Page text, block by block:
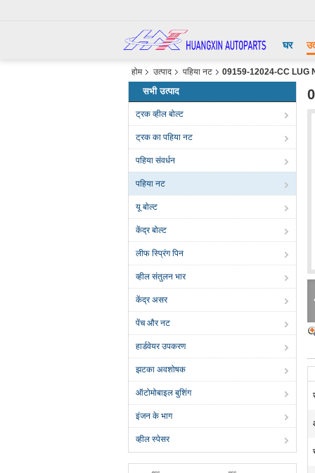
घर
होम उत्पाद पहिया नट 09159-12024-CC LUG
सभी उत्पाद
ट्रक व्हील बोल्ट
ट्रक का पहिया नट
पहिया संवर्धन
पहिया नट
यू बोल्ट
केंद्र बोल्ट
लीफ स्प्रिंग पिन
व्हील संतुलन भार
केंद्र असर
पेंच और नट
हार्डवेयर उपकरण
झटका अवशोषक
ऑटोमोबाइल बुशिंग
इंजन के भाग
व्हील स्पेसर